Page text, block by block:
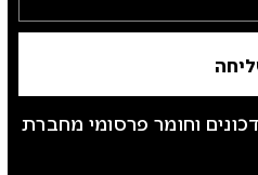
וחומר פרסומי מחברת